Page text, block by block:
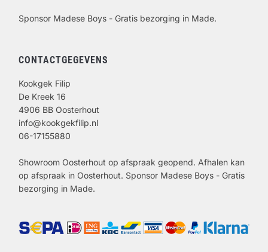
Sponsor Madese Boys - Gratis bezorging in Made.
CONTACTGEGEVENS
Kookgek Filip
De Kreek 16
4906 BB Oosterhout
info@kookgekfilip.nl
06-17155880
Showroom Oosterhout op afspraak geopend. Afhalen kan
op afspraak in Oosterhout. Sponsor Madese Boys - Gratis
bezorging in Made.